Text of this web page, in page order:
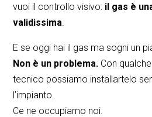
vuoi il controllo visivo: il gas è
validissima
E se oggi hai il gas ma sogni un
Non è un problema. Con
tecnico possiamo installartelo
l’impianto.
Ce ne occupiamo noi.